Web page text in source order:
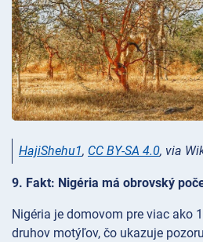
HajiShehu1, CC BY-SA 4.0, via
9. Fakt: Nigéria má obrovský
Nigéria je domovom pre viac ako
druhov motýľov, čo ukazuje